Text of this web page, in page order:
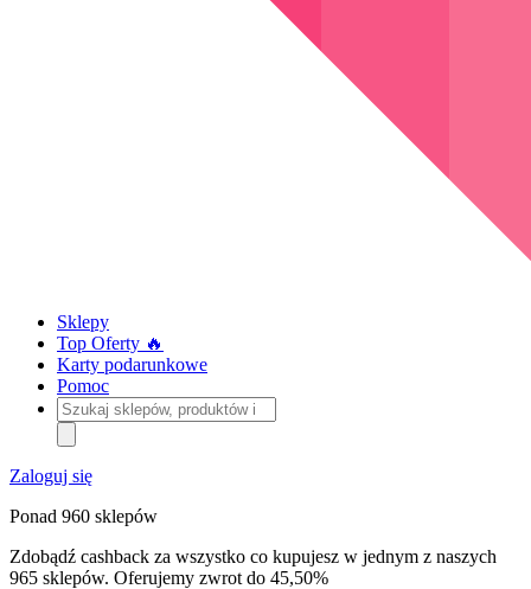
Sklepy
Top Oferty 🔥
Karty podarunkowe
Pomoc
Szukaj
sklepów,
produktów
i
kategorii
Zaloguj się
Ponad 960 sklepów
Zdobądź cashback za wszystko co kupujesz w jednym z naszych
965 sklepów. Oferujemy zwrot do 45,50%